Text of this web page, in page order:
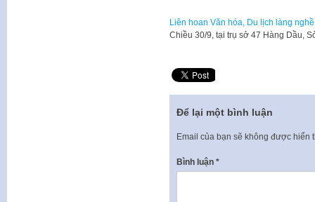
Liên hoan Văn hóa, Du lịch làng
​Chiều 30/9, tại trụ sở 47 Hàng Dầu,
Để lại một bình luận
Email của bạn sẽ không được hiển
Bình luận *